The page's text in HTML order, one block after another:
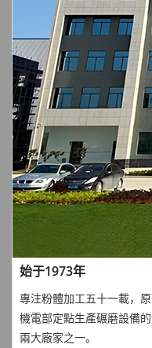
始于1973年
專注粉體加工五十一載，原
機電部定點生產碾磨設備的
兩大廠家之一。